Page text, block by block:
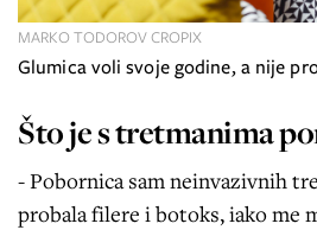
Glumica voli svoje godine, a nije
MARKO TODOROV CROPIX
Što je s tretmanima
- Pobornica sam neinvazivnih
probala filere i botoks, iako me